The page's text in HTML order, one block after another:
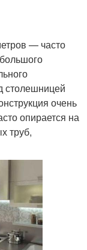
— часто
столешницей
очень
опирается на
труб,